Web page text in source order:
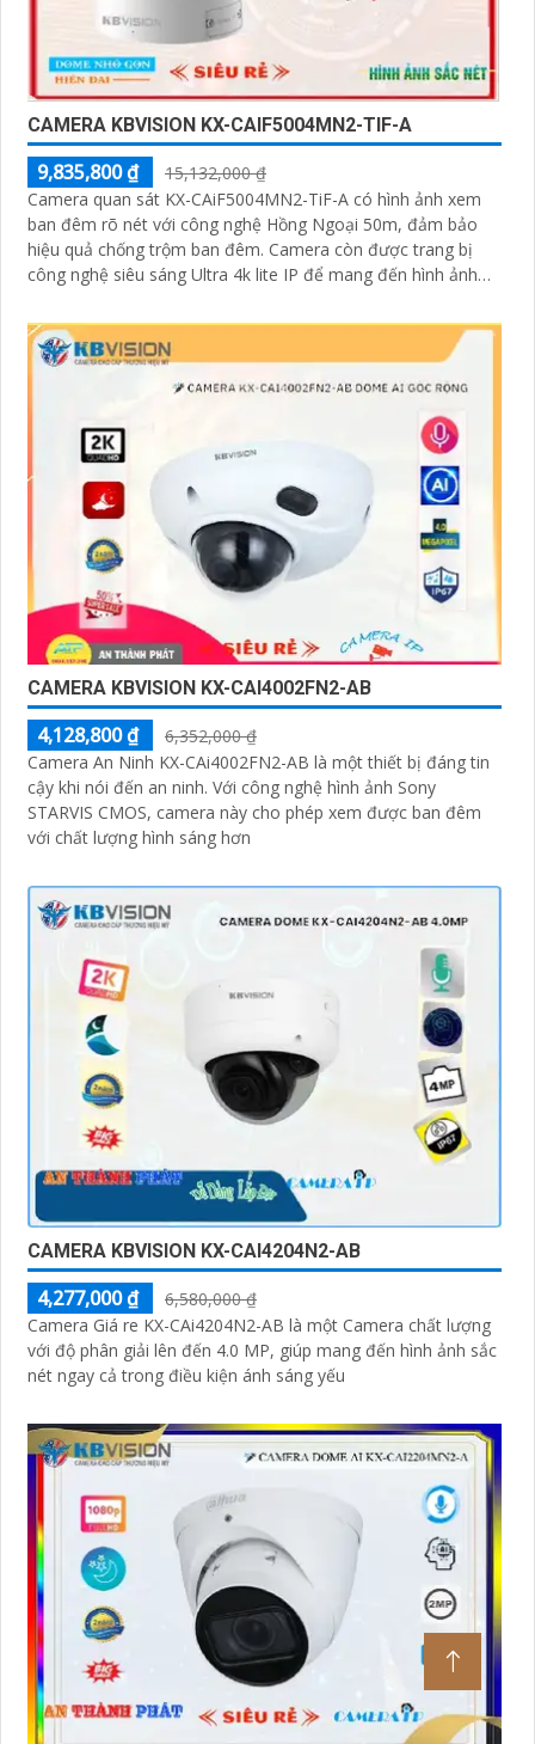
CAMERA KBVISION KX-CAIF5004MN2-TIF-A
9,835,800 ₫
15,132,000 ₫
Camera quan sát KX-CAiF5004MN2-TiF-A có hình ảnh xem
ban đêm rõ nét với công nghệ Hồng Ngoại 50m, đảm bảo
hiệu quả chống trộm ban đêm. Camera còn được trang bị
công nghệ siêu sáng Ultra 4k lite IP để mang đến hình ảnh
CAMERA KBVISION KX-CAI4002FN2-AB
4,128,800 ₫
6,352,000 ₫
Camera An Ninh KX-CAi4002FN2-AB là một thiết bị đáng tin
cậy khi nói đến an ninh. Với công nghệ hình ảnh Sony
STARVIS CMOS, camera này cho phép xem được ban đêm
với chất lượng hình sáng hơn
CAMERA KBVISION KX-CAI4204N2-AB
4,277,000 ₫
6,580,000 ₫
Camera Giá re KX-CAi4204N2-AB là một Camera chất lượng
với độ phân giải lên đến 4.0 MP, giúp mang đến hình ảnh sắc
nét ngay cả trong điều kiện ánh sáng yếu